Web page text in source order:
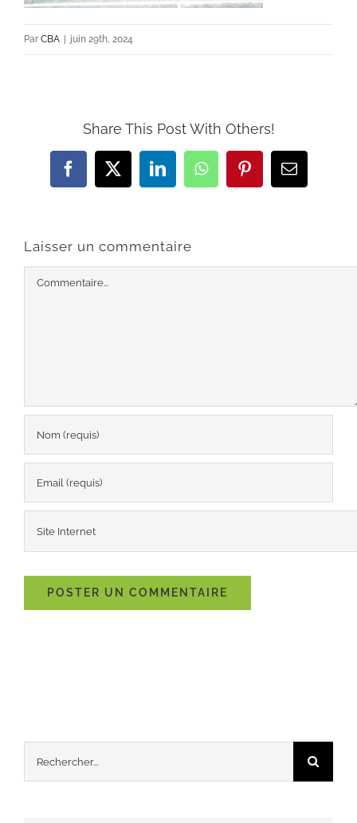
Par CBA | juin 29th, 2024
Share This Post With Others!
Facebook
X LinkedInWhatsAppPinterestEmail
Laisser un commentaire
Commentaire
Rechercher: